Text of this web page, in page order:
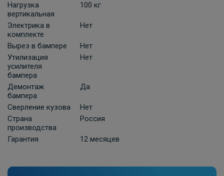
ПОД ЗАКАЗ ОТ 10 ДНЕЙ
КонцептАвто с блоком согласования
ПОД ЗАКАЗ ОТ 10 ДНЕЙ
11 740 ₽
В корзину
Нагрузка
вертикальная
100 кг
Электрика в
комплекте
Нет
Вырез в бампере
Нет
Утилизация
усилителя
бампера
Нет
Демонтаж
бампера
Да
Сверление кузова
Нет
Страна
производства
Россия
Гарантия 12 месяцев